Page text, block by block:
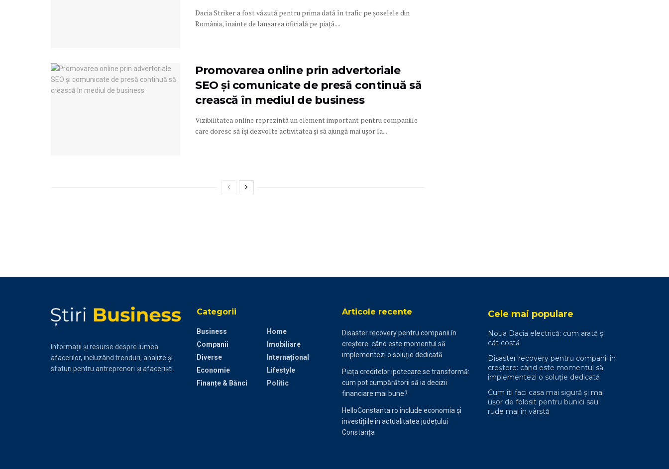
Dacia Striker a fost văzută pentru prima dată în trafic pe șoselele din
România, înainte de lansarea oficială pe piață....
Promovarea online prin advertoriale
SEO și comunicate de presă continuă să
crească în mediul de business
Vizibilitatea online reprezintă un element important pentru companiile
care doresc să își dezvolte activitatea și să ajungă mai ușor la...
Informații și resurse despre lumea
afacerilor, incluzând trenduri, analize și
sfaturi pentru antreprenori și afaceriști.
Categorii
Business
Companii
Diverse
Economie
Finanțe & Bănci
Home
Imobiliare
Internațional
Lifestyle
Politic
Articole recente
Disaster recovery pentru companii în
creștere: când este momentul să
implementezi o soluție dedicată
Piața creditelor ipotecare se transformă:
cum pot cumpărătorii să ia decizii
financiare mai bune?
HelloConstanta.ro include economia și
investițiile în actualitatea județului
Constanța
Cele mai populare
Noua Dacia electrică: cum arată și
cât costă
Disaster recovery pentru companii în
creștere: când este momentul să
implementezi o soluție dedicată
Cum îți faci casa mai sigură și mai
ușor de folosit pentru bunici sau
rude mai în vârstă